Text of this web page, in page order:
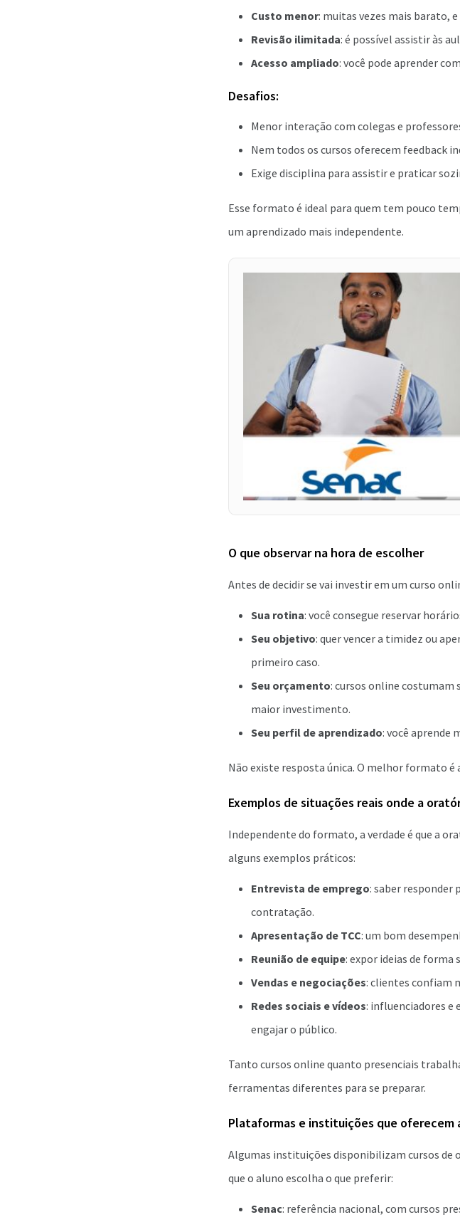
Custo menor: muitas vezes mais barato,
Revisão ilimitada: é possível assistir às
Acesso ampliado: você pode aprender
Desafios:
Menor interação com colegas e
Nem todos os cursos oferecem feedback
Exige disciplina para assistir e praticar
Esse formato é ideal para quem tem pouco
um aprendizado mais independente.
O que observar na hora de escolher
Antes de decidir se vai investir em um curso
Sua rotina: você consegue reservar
Seu objetivo: quer vencer a timidez ou
primeiro caso.
Seu orçamento: cursos online costumam
maior investimento.
Seu perfil de aprendizado: você aprende
Não existe resposta única. O melhor formato é
Exemplos de situações reais onde a
Independente do formato, a verdade é que a
alguns exemplos práticos:
Entrevista de emprego: saber responder
contratação.
Apresentação de TCC: um bom
Reunião de equipe: expor ideias de forma
Vendas e negociações: clientes confiam
Redes sociais e vídeos: influenciadores e
engajar o público.
Tanto cursos online quanto presenciais
ferramentas diferentes para se preparar.
Plataformas e instituições que oferecem
Algumas instituições disponibilizam cursos
que o aluno escolha o que preferir:
Senac: referência nacional, com cursos